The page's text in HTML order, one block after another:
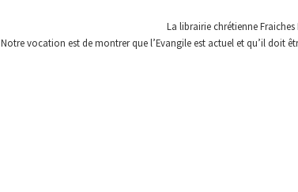
La librairie chrétienne Fraiches
Notre vocation est de montrer que l’Evangile est actuel et qu’il doit